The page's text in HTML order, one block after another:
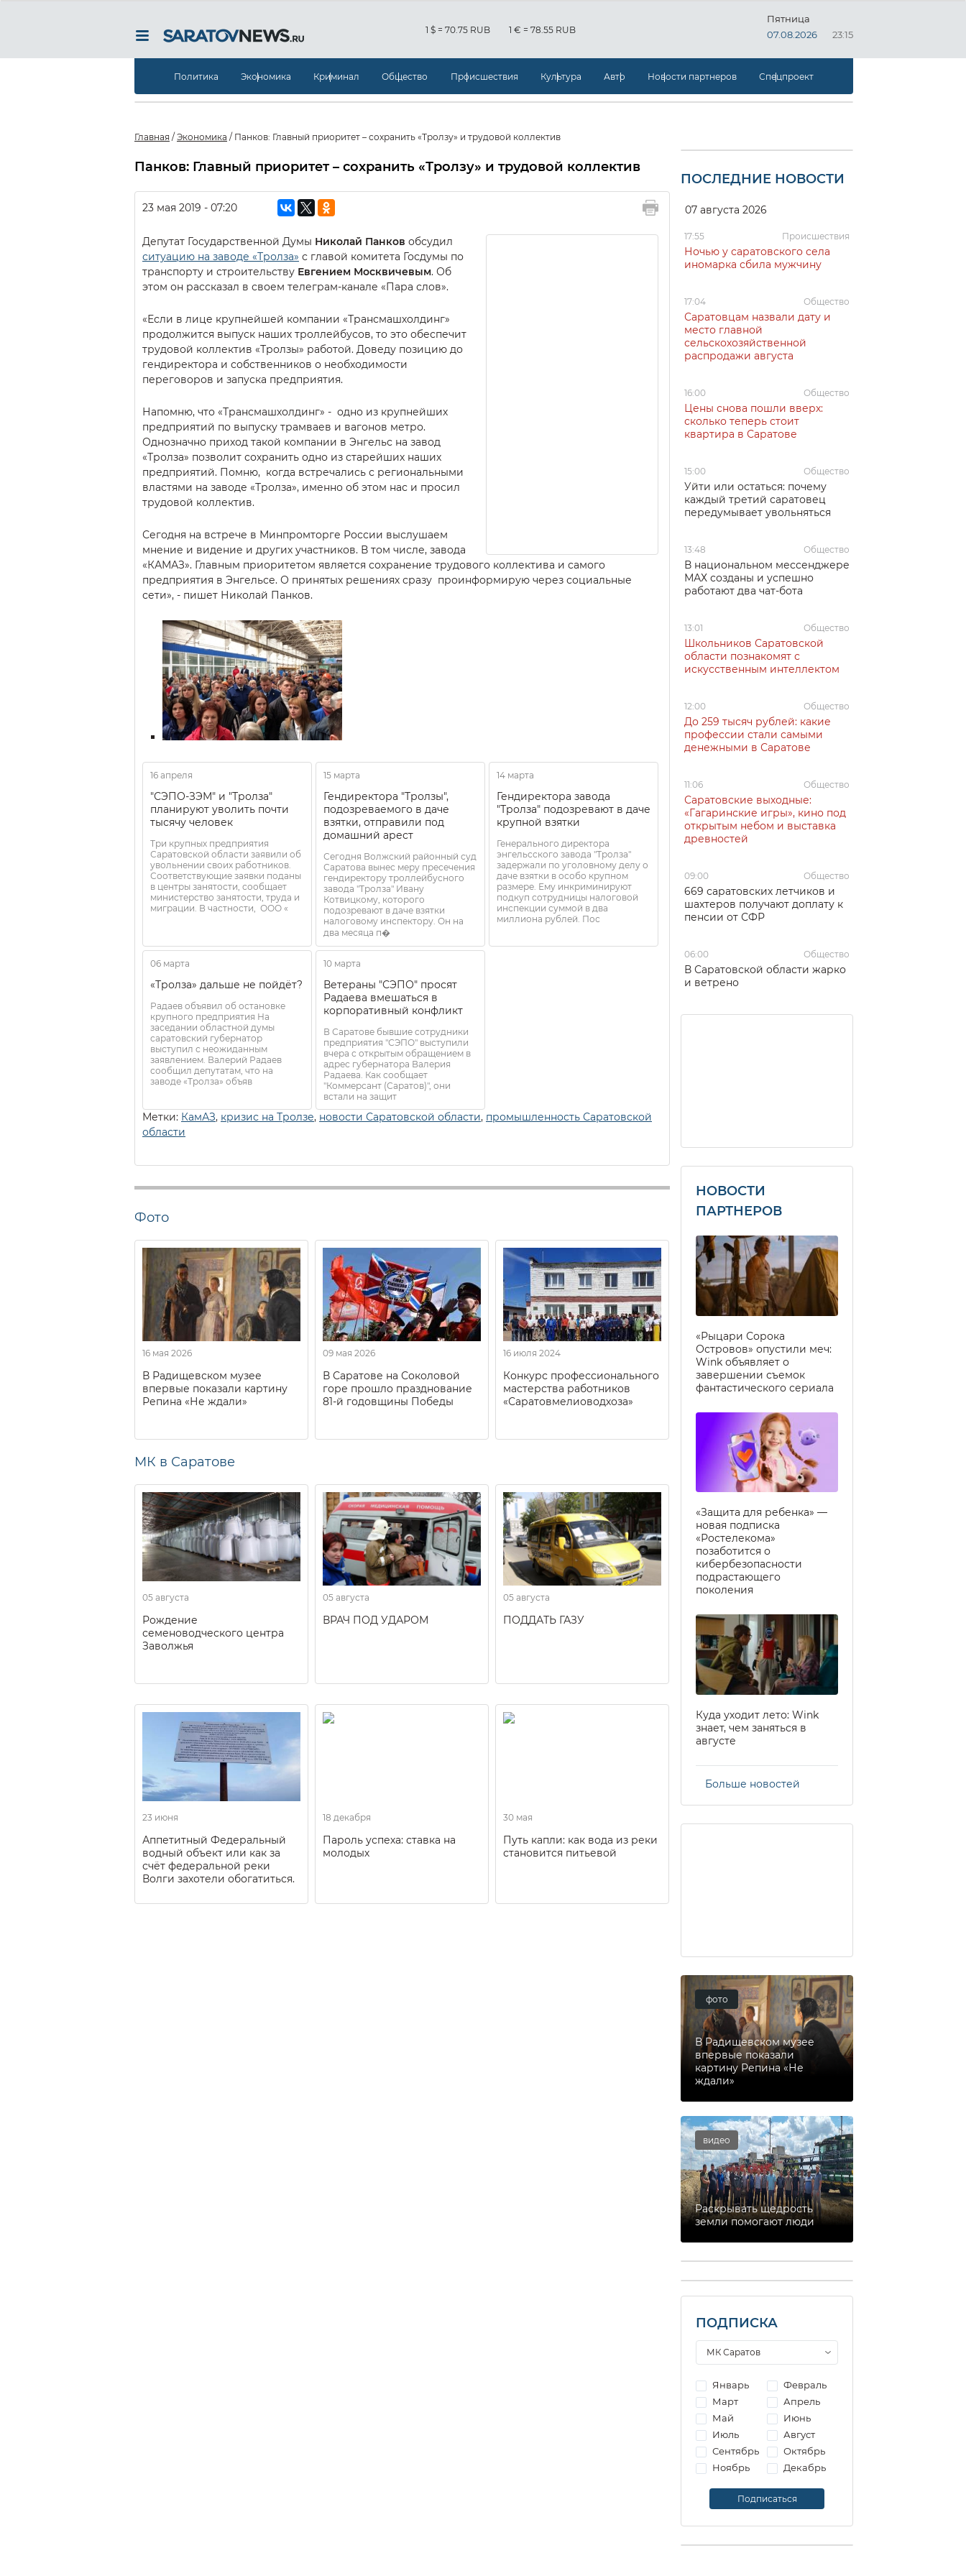
1 $ = 70.75 RUB 1 € = 78.55 RUB
Пятница
07.08.2026
23:15
Политика Экономика Криминал Общество Происшествия Культура Авто Новости партнеров Спецпроект
Главная / Экономика / Панков: Главный приоритет – сохранить «Тролзу» и трудовой коллектив
Панков: Главный приоритет – сохранить «Тролзу» и трудовой коллектив
23 мая 2019 - 07:20
Депутат Государственной Думы Николай Панков обсудил
ситуацию на заводе «Тролза» с главой комитета Госдумы по
транспорту и строительству Евгением Москвичевым. Об
этом он рассказал в своем телеграм-канале «Пара слов».
«Если в лице крупнейшей компании «Трансмашхолдинг»
продолжится выпуск наших троллейбусов, то это обеспечит
трудовой коллектив «Тролзы» работой. Доведу позицию до
гендиректора и собственников о необходимости
переговоров и запуска предприятия.
Напомню, что «Трансмашхолдинг» - одно из крупнейших
предприятий по выпуску трамваев и вагонов метро.
Однозначно приход такой компании в Энгельс на завод
«Тролза» позволит сохранить одно из старейших наших
предприятий. Помню, когда встречались с региональными
властями на заводе «Тролза», именно об этом нас и просил
трудовой коллектив.
Сегодня на встрече в Минпромторге России выслушаем
мнение и видение и других участников. В том числе, завода
«КАМАЗ». Главным приоритетом является сохранение трудового коллектива и самого
предприятия в Энгельсе. О принятых решениях сразу проинформирую через социальные
сети», - пишет Николай Панков.
16 апреля
"СЭПО-ЗЭМ" и "Тролза"
планируют уволить почти
тысячу человек
Три крупных предприятия
Саратовской области заявили об
увольнении своих работников.
Соответствующие заявки поданы
в центры занятости, сообщает
министерство занятости, труда и
миграции. В частности, ООО «
15 марта
Гендиректора "Тролзы",
подозреваемого в даче
взятки, отправили под
домашний арест
Сегодня Волжский районный суд
Саратова вынес меру пресечения
гендиректору троллейбусного
завода "Тролза" Ивану
Котвицкому, которого
подозревают в даче взятки
налоговому инспектору. Он на
два месяца п�
14 марта
Гендиректора завода
"Тролза" подозревают в даче
крупной взятки
Генерального директора
энгельсского завода "Тролза"
задержали по уголовному делу о
даче взятки в особо крупном
размере. Ему инкриминируют
подкуп сотрудницы налоговой
инспекции суммой в два
миллиона рублей. Пос
06 марта
«Тролза» дальше не пойдёт?
Радаев объявил об остановке
крупного предприятия На
заседании областной думы
саратовский губернатор
выступил с неожиданным
заявлением. Валерий Радаев
сообщил депутатам, что на
заводе «Тролза» объяв
10 марта
Ветераны "СЭПО" просят
Радаева вмешаться в
корпоративный конфликт
В Саратове бывшие сотрудники
предприятия "СЭПО" выступили
вчера с открытым обращением в
адрес губернатора Валерия
Радаева. Как сообщает
"Коммерсант (Саратов)", они
встали на защит
Метки: КамАЗ, кризис на Тролзе, новости Саратовской области, промышленность Саратовской
области
Фото
16 мая 2026
В Радищевском музее
впервые показали картину
Репина «Не ждали»
09 мая 2026
В Саратове на Соколовой
горе прошло празднование
81-й годовщины Победы
16 июля 2024
Конкурс профессионального
мастерства работников
«Саратовмелиоводхоза»
МК в Саратове
05 августа
Рождение
семеноводческого центра
Заволжья
05 августа
ВРАЧ ПОД УДАРОМ
05 августа
ПОДДАТЬ ГАЗУ
23 июня
Аппетитный Федеральный
водный объект или как за
счёт федеральной реки
Волги захотели обогатиться.
18 декабря
Пароль успеха: ставка на
молодых
30 мая
Путь капли: как вода из реки
становится питьевой
ПОСЛЕДНИЕ НОВОСТИ
07 августа 2026
17:55 Происшествия
Ночью у саратовского села
иномарка сбила мужчину
17:04 Общество
Саратовцам назвали дату и
место главной
сельскохозяйственной
распродажи августа
16:00 Общество
Цены снова пошли вверх:
сколько теперь стоит
квартира в Саратове
15:00 Общество
Уйти или остаться: почему
каждый третий саратовец
передумывает увольняться
13:48 Общество
В национальном мессенджере
МАХ созданы и успешно
работают два чат-бота
13:01 Общество
Школьников Саратовской
области познакомят с
искусственным интеллектом
12:00 Общество
До 259 тысяч рублей: какие
профессии стали самыми
денежными в Саратове
11:06 Общество
Саратовские выходные:
«Гагаринские игры», кино под
открытым небом и выставка
древностей
09:00 Общество
669 саратовских летчиков и
шахтеров получают доплату к
пенсии от СФР
06:00 Общество
В Саратовской области жарко
и ветрено
НОВОСТИ
ПАРТНЕРОВ
«Рыцари Сорока
Островов» опустили меч:
Wink объявляет о
завершении съемок
фантастического сериала
«Защита для ребенка» —
новая подписка
«Ростелекома»
позаботится о
кибербезопасности
подрастающего
поколения
Куда уходит лето: Wink
знает, чем заняться в
августе
Больше новостей
фото
В Радищевском музее
впервые показали
картину Репина «Не
ждали»
видео
Раскрывать щедрость
земли помогают люди
ПОДПИСКА
Январь
Февраль
Март
Апрель
Май
Июнь
Июль
Август
Сентябрь
Октябрь
Ноябрь
Декабрь